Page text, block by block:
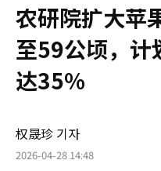
农研院扩大苹
至59公顷，
达35%
权晟珍 기자
2026-04-28 14:48